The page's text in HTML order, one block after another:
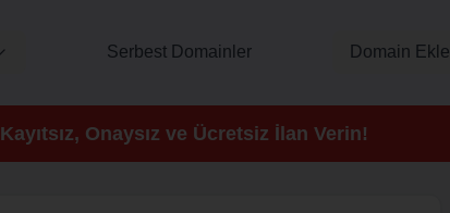
Serbest Domainler Domain Ekle
Kayıtsız, Onaysız ve Ücretsiz İlan Verin!